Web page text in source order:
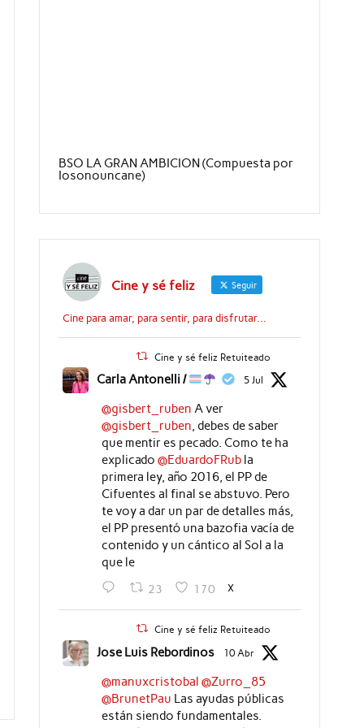
BSO LA GRAN AMBICION (Compuesta por
Iosonouncane)
Cine y sé feliz Seguir
Cine para amar, para sentir, para disfrutar...
Cine y sé feliz Retuiteado
Carla Antonelli / 5 Jul
@gisbert_ruben A ver
@gisbert_ruben, debes de saber
que mentir es pecado. Como te ha
explicado @EduardoFRubla
primera ley, año 2016, el PP de
Cifuentes al final se abstuvo. Pero
te voy a dar un par de detalles más,
el PP presentó una bazofia vacía de
contenido y un cántico al Sol a la
que le
23 170 X
Cine y sé feliz Retuiteado
Jose Luis Rebordinos 10 Abr
@manuxcristobal @Zurro_85
@BrunetPau Las ayudas públicas
están siendo fundamentales.